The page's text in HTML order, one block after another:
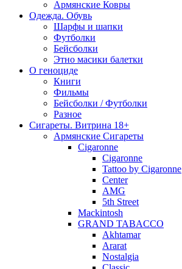
Армянские Ковры
Одежда. Обувь
Шарфы и шапки
Футболки
Бейсболки
Этно масики балетки
О геноциде
Книги
Фильмы
Бейсболки / Футболки
Разное
Сигареты. Витрина 18+
Армянские Сигареты
Cigaronne
Cigaronne
Tattoo by Cigaronne
Center
AMG
5th Street
Mackintosh
GRAND TABACCO
Akhtamar
Ararat
Nostalgia